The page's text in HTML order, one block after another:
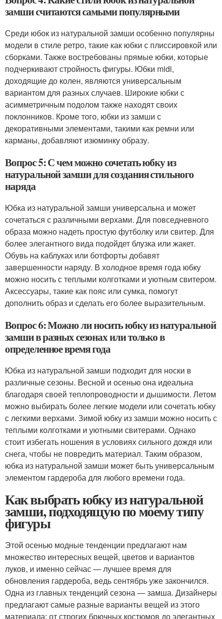
замши считаются самыми популярными
Среди юбок из натуральной замши особенно популярны
модели в стиле ретро, такие как юбки с плиссировкой или
сборками. Также востребованы прямые юбки, которые
подчеркивают стройность фигуры. Юбки midi,
доходящие до колен, являются универсальным
вариантом для разных случаев. Широкие юбки с
асимметричным подолом также находят своих
поклонников. Кроме того, юбки из замши с
декоративными элементами, такими как ремни или
карманы, добавляют изюминку образу.
Вопрос 5: С чем можно сочетать юбку из
натуральной замши для создания стильного
наряда
Юбка из натуральной замши универсальна и может
сочетаться с различными верхами. Для повседневного
образа можно надеть простую футболку или свитер. Для
более элегантного вида подойдет блузка или жакет.
Обувь на каблуках или ботфорты добавят
завершенности наряду. В холодное время года юбку
можно носить с теплыми колготками и уютным свитером.
Аксессуары, такие как пояс или сумка, помогут
дополнить образ и сделать его более выразительным.
Вопрос 6: Можно ли носить юбку из натуральной
замши в разных сезонах или только в
определенное время года
Юбка из натуральной замши подходит для носки в
различные сезоны. Весной и осенью она идеальна
благодаря своей теплопроводности и дышимости. Летом
можно выбирать более легкие модели или сочетать юбку
с легкими верхами. Зимой юбку из замши можно носить с
теплыми колготками и уютными свитерами. Однако
стоит избегать ношения в условиях сильного дождя или
снега, чтобы не повредить материал. Таким образом,
юбка из натуральной замши может быть универсальным
элементом гардероба для любого времени года.
Как выбрать юбку из натуральной
замши, подходящую по моему типу
фигуры
Этой осенью модные тенденции предлагают нам
множество интересных вещей, цветов и вариантов
луков, и именно сейчас — лучшее время для
обновления гардероба, ведь сентябрь уже закончился.
Одна из главных тенденций сезона — замша. Дизайнеры
предлагают самые разные варианты вещей из этого
материала: от строгих брючных костюмов до элегантных